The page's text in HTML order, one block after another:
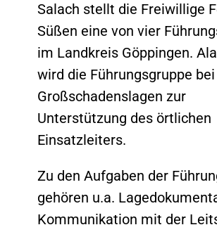
Salach stellt die Freiwillige
Süßen eine von vier
im Landkreis Göppingen.
wird die Führungsgruppe bei
Großschadenslagen zur
Unterstützung des örtlichen
Einsatzleiters.
Zu den Aufgaben der
gehören u.a.
Kommunikation mit der